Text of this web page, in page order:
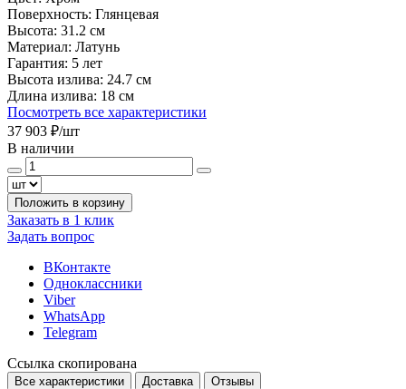
Поверхность: Глянцевая
Высота: 31.2 см
Материал: Латунь
Гарантия: 5 лет
Высота излива: 24.7 см
Длина излива: 18 см
Посмотреть все характеристики
37 903 ₽/шт
В наличии
Положить в корзину
Заказать в 1 клик
Задать вопрос
ВКонтакте
Одноклассники
Viber
WhatsApp
Telegram
Ссылка скопирована
Все характеристики Доставка Отзывы